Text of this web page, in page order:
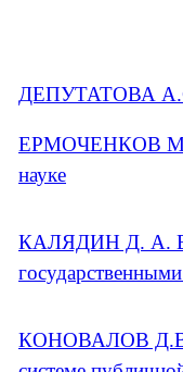
ДЕПУТАТОВА А.С.
ЕРМОЧЕНКОВ М.Е.
науке
КАЛЯДИН Д. А.
КОНОВАЛОВ Д.В.